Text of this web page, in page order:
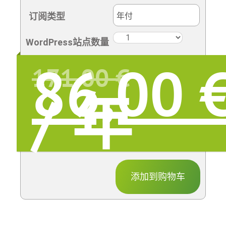
订阅类型
WordPress站点数量
171,00€原
价
为
86,00
/ 年
添加到购物车